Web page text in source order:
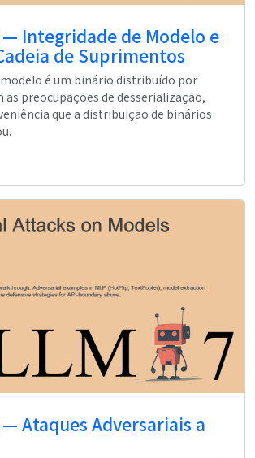
Integridade de Modelo e
de Suprimentos
é um binário distribuído por
preocupações de desserialização,
que a distribuição de binários
Ataques Adversariais a